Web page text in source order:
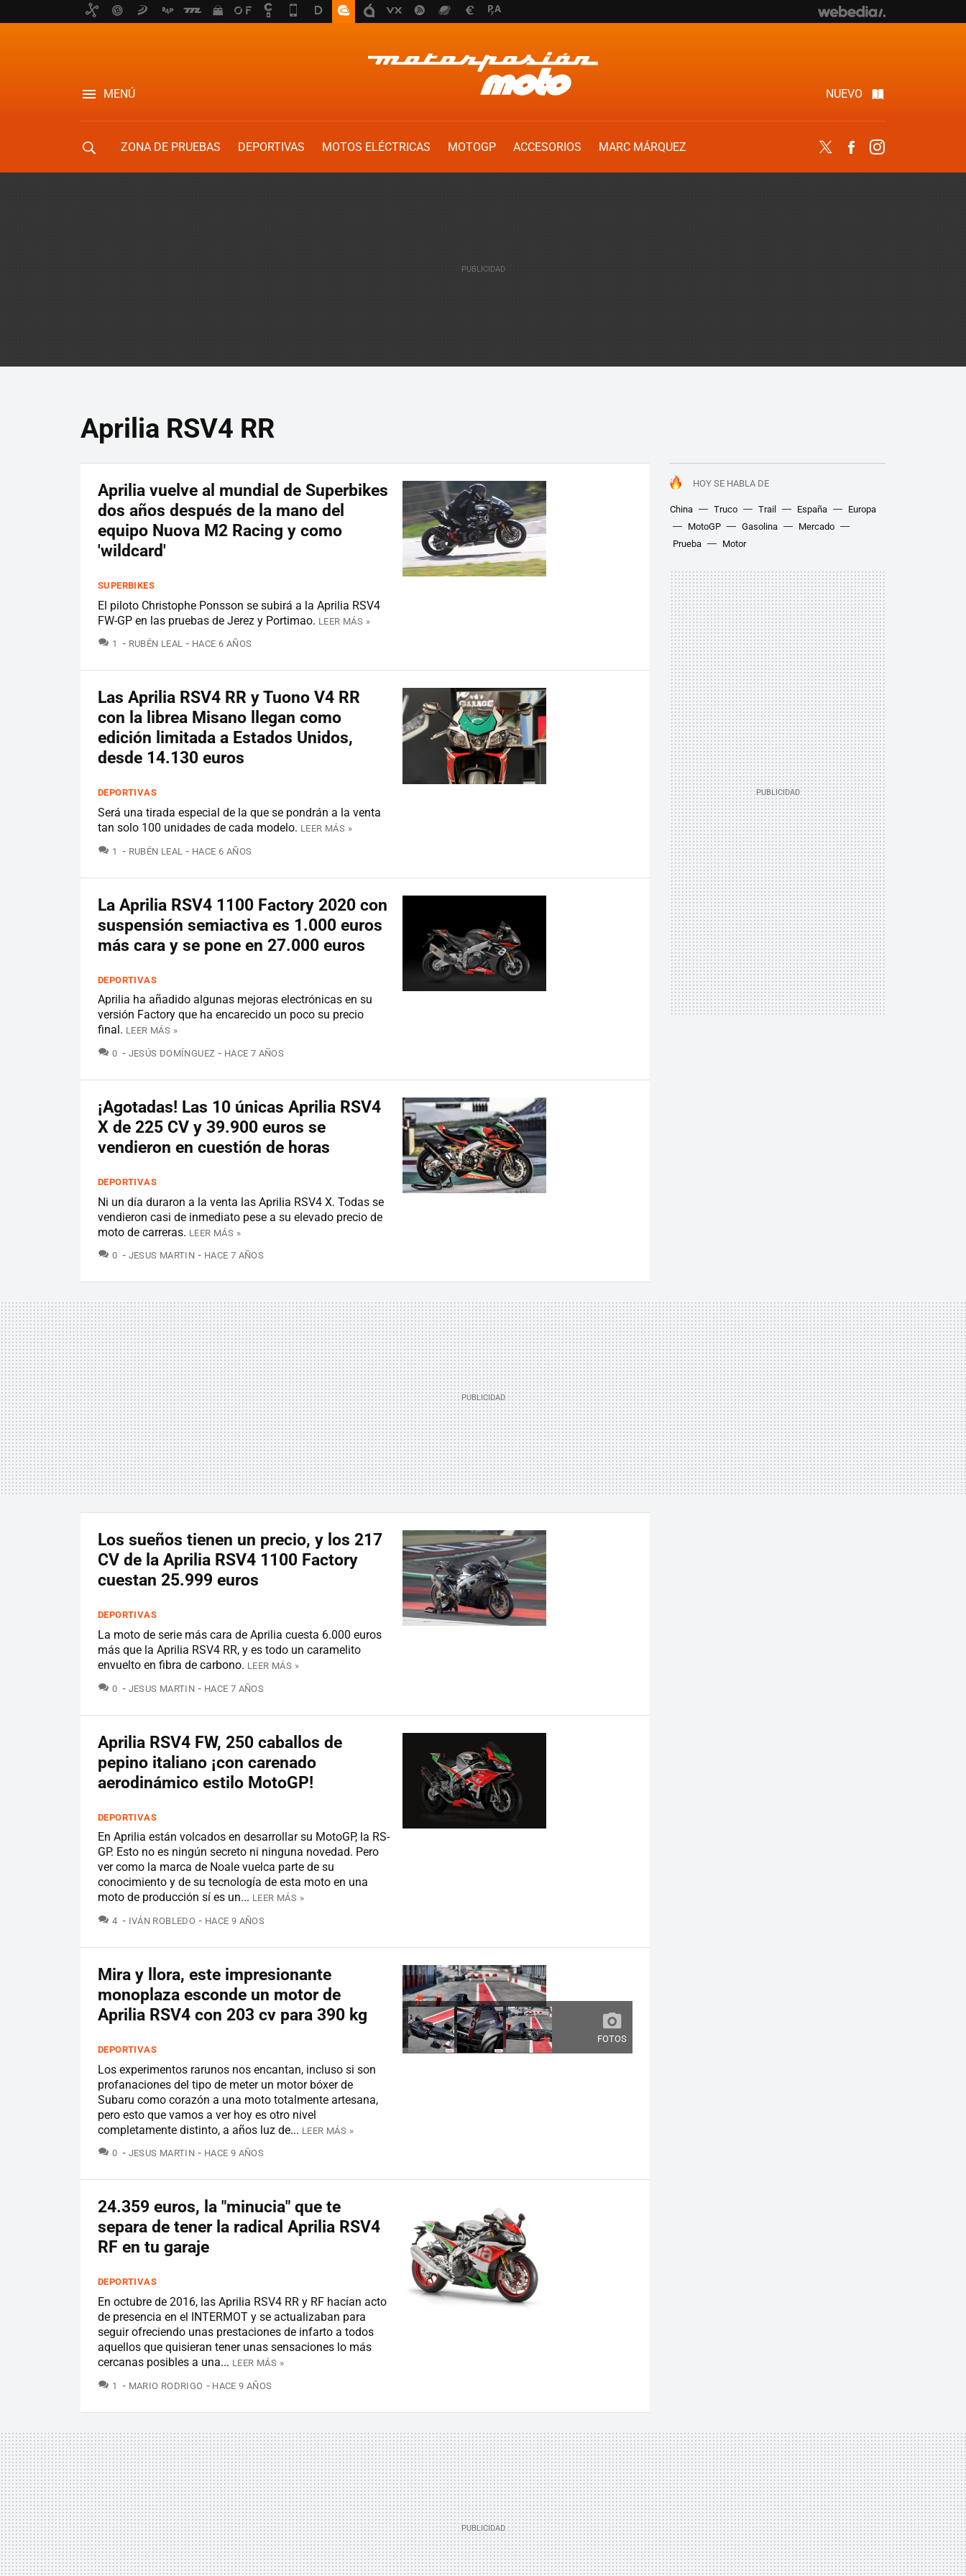
MENÚ NUEVO
ZONA DE PRUEBAS DEPORTIVAS MOTOS ELÉCTRICAS MOTOGP ACCESORIOS
MARC MÁRQUEZ
Twitter Facebook
Aprilia RSV4 RR
HOY SE HABLA DE
China Truco Trail España
Europa
MotoGP
Gasolina
Mercado
Prueba
Motor
Aprilia vuelve al mundial de Superbikes
dos años después de la mano del
equipo Nuova M2 Racing y como
'wildcard'
SUPERBIKES
El piloto Christophe Ponsson se subirá a la Aprilia RSV4
FW-GP en las pruebas de Jerez y Portimao. LEER MÁS »
1 COMENTARIOS
RUBÉN LEAL HACE 6 AÑOS
Las Aprilia RSV4 RR y Tuono V4 RR
con la librea Misano llegan como
edición limitada a Estados Unidos,
desde 14.130 euros
DEPORTIVAS
Será una tirada especial de la que se pondrán a la venta
tan solo 100 unidades de cada modelo. LEER MÁS »
1 COMENTARIOS
RUBÉN LEAL HACE 6 AÑOS
La Aprilia RSV4 1100 Factory 2020 con
suspensión semiactiva es 1.000 euros
más cara y se pone en 27.000 euros
DEPORTIVAS
Aprilia ha añadido algunas mejoras electrónicas en su
versión Factory que ha encarecido un poco su precio
final. LEER MÁS »
0 COMENTARIOS
JESÚS DOMÍNGUEZ HACE 7 AÑOS
¡Agotadas! Las 10 únicas Aprilia RSV4
X de 225 CV y 39.900 euros se
vendieron en cuestión de horas
DEPORTIVAS
Ni un día duraron a la venta las Aprilia RSV4 X. Todas se
vendieron casi de inmediato pese a su elevado precio de
moto de carreras. LEER MÁS »
0 COMENTARIOS
JESUS MARTIN HACE 7 AÑOS
Los sueños tienen un precio, y los 217
CV de la Aprilia RSV4 1100 Factory
cuestan 25.999 euros
DEPORTIVAS
La moto de serie más cara de Aprilia cuesta 6.000 euros
más que la Aprilia RSV4 RR, y es todo un caramelito
envuelto en fibra de carbono. LEER MÁS »
0 COMENTARIOS
JESUS MARTIN HACE 7 AÑOS
Aprilia RSV4 FW, 250 caballos de
pepino italiano ¡con carenado
aerodinámico estilo MotoGP!
DEPORTIVAS
En Aprilia están volcados en desarrollar su MotoGP, la RS-
GP. Esto no es ningún secreto ni ninguna novedad. Pero
ver como la marca de Noale vuelca parte de su
conocimiento y de su tecnología de esta moto en una
moto de producción sí es un... LEER MÁS »
4 COMENTARIOS
IVÁN ROBLEDO HACE 9 AÑOS
FOTOS
Mira y llora, este impresionante
monoplaza esconde un motor de
Aprilia RSV4 con 203 cv para 390 kg
DEPORTIVAS
Los experimentos rarunos nos encantan, incluso si son
profanaciones del tipo de meter un motor bóxer de
Subaru como corazón a una moto totalmente artesana,
pero esto que vamos a ver hoy es otro nivel
completamente distinto, a años luz de... LEER MÁS »
0 COMENTARIOS
JESUS MARTIN HACE 9 AÑOS
24.359 euros, la "minucia" que te
separa de tener la radical Aprilia RSV4
RF en tu garaje
DEPORTIVAS
En octubre de 2016, las Aprilia RSV4 RR y RF hacían acto
de presencia en el INTERMOT y se actualizaban para
seguir ofreciendo unas prestaciones de infarto a todos
aquellos que quisieran tener unas sensaciones lo más
cercanas posibles a una... LEER MÁS »
1 COMENTARIOS
MARIO RODRIGO HACE 9 AÑOS